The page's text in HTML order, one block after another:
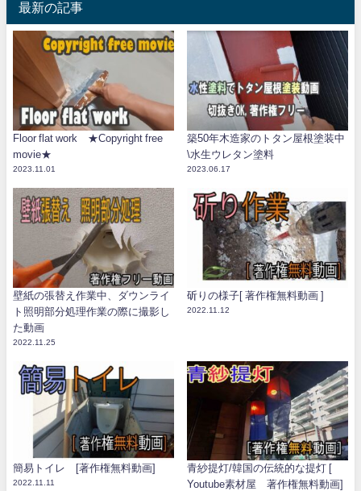
最新の記事
Floor flat work ★Copyright free
movie★
2023.11.01
築50年木造家のトタン屋根塗装中
\水生ウレタン塗料
2023.06.17
壁紙の張替え作業中、ダウンライ
ト照明部分処理作業の際に撮影し
た動画
2022.11.25
斫りの様子[ 著作権無料動画 ]
2022.11.12
簡易トイレ [著作権無料動画]
2022.11.11
青紗提灯/韓国の伝統的な提灯 [
Youtube素材屋 著作権無料動画]